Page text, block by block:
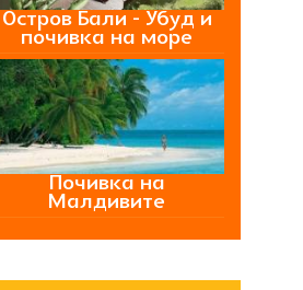
Остров Бали - Убуд и
почивка на море
Почивка на
Малдивите